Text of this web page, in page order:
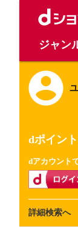
dポイン
dアカウント
詳細検索へ
ジャン